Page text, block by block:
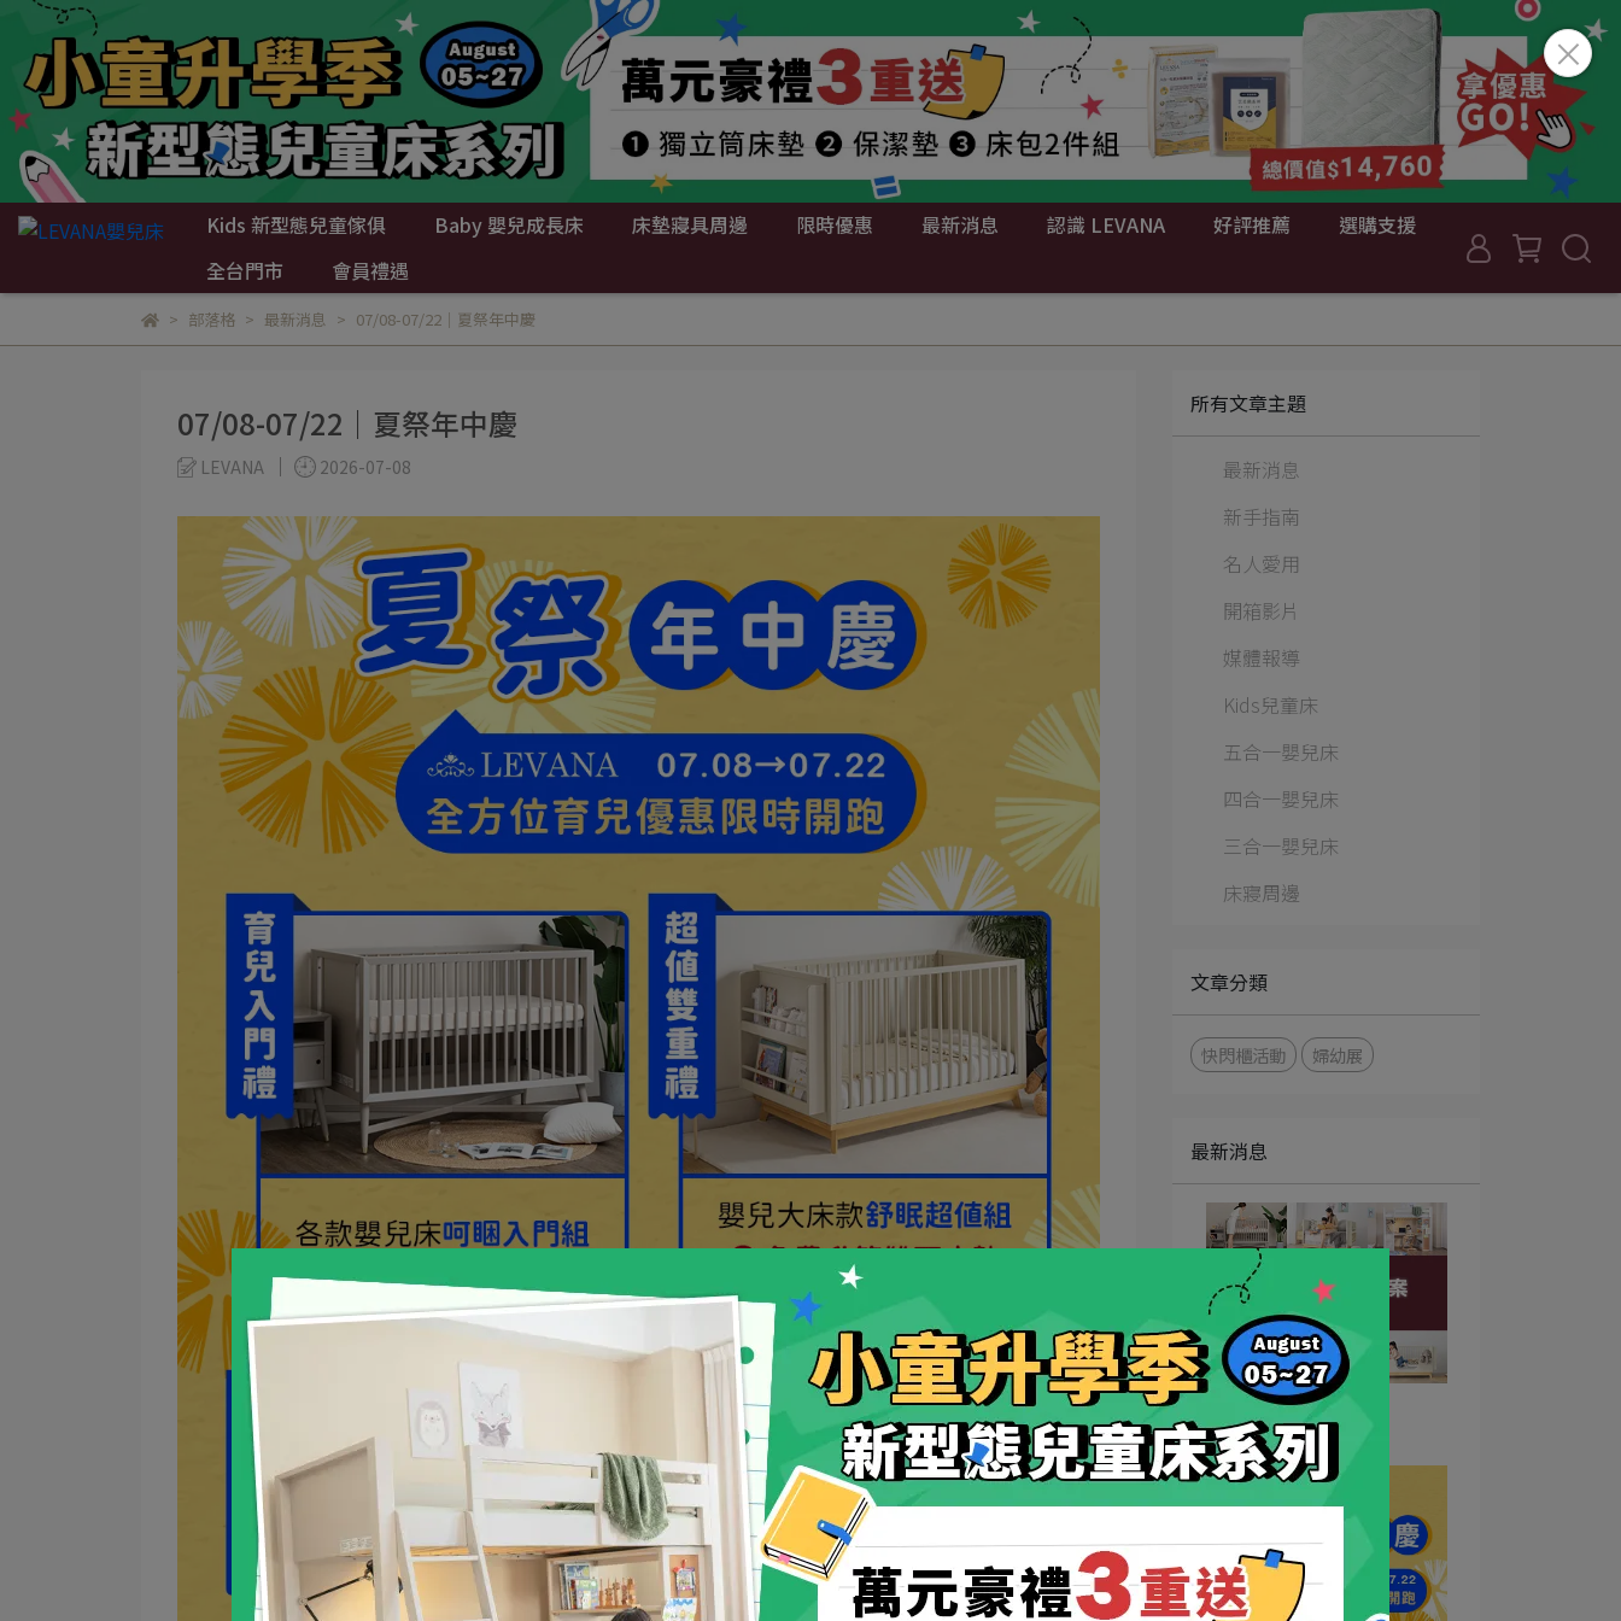
Kids 新型態兒童傢俱 Baby 嬰兒成長床 床墊寢具周邊 限時優惠 最新消息 認識 LEVANA 好評推薦
選購支援
全台門市
會員禮遇
部落格 最新消息 07/08-07/22｜夏祭年中慶
07/08-07/22｜夏祭年中慶
LEVANA 2026-07-08
所有文章主題
最新消息
新手指南
名人愛用
開箱影片
媒體報導
Kids兒童床
五合一嬰兒床
四合一嬰兒床
三合一嬰兒床
床寢周邊
文章分類
快閃櫃活動 婦幼展
最新消息
成長煥新計畫2.0
2026-07-29